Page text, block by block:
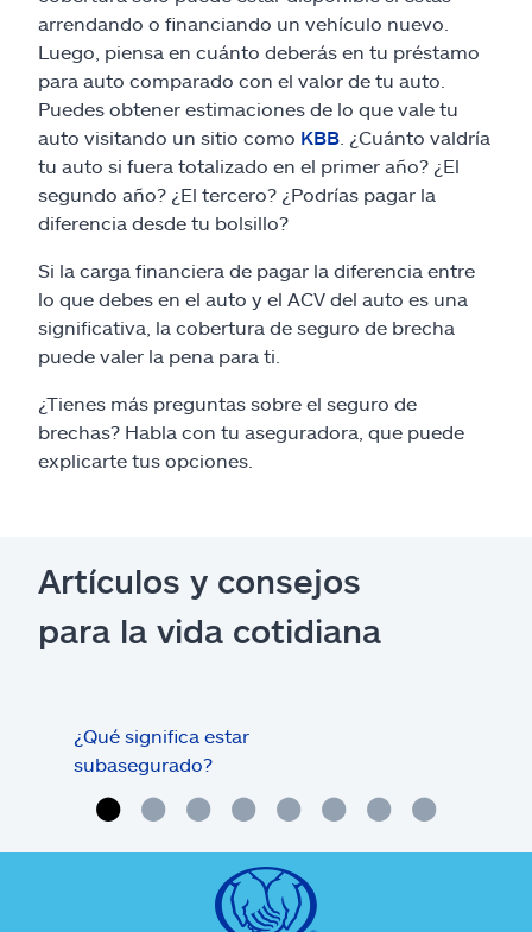
arrendando o financiando un vehículo nuevo.
Luego, piensa en cuánto deberás en tu préstamo
para auto comparado con el valor de tu auto.
Puedes obtener estimaciones de lo que vale tu
auto visitando un sitio como KBB . ¿Cuánto valdría
tu auto si fuera totalizado en el primer año? ¿El
segundo año? ¿El tercero? ¿Podrías pagar la
diferencia desde tu bolsillo?
Si la carga financiera de pagar la diferencia entre
lo que debes en el auto y el ACV del auto es una
significativa, la cobertura de seguro de brecha
puede valer la pena para ti.
¿Tienes más preguntas sobre el seguro de
brechas? Habla con tu aseguradora, que puede
explicarte tus opciones.
Artículos y consejos
para la vida cotidiana
¿Qué significa estar
subasegurado?